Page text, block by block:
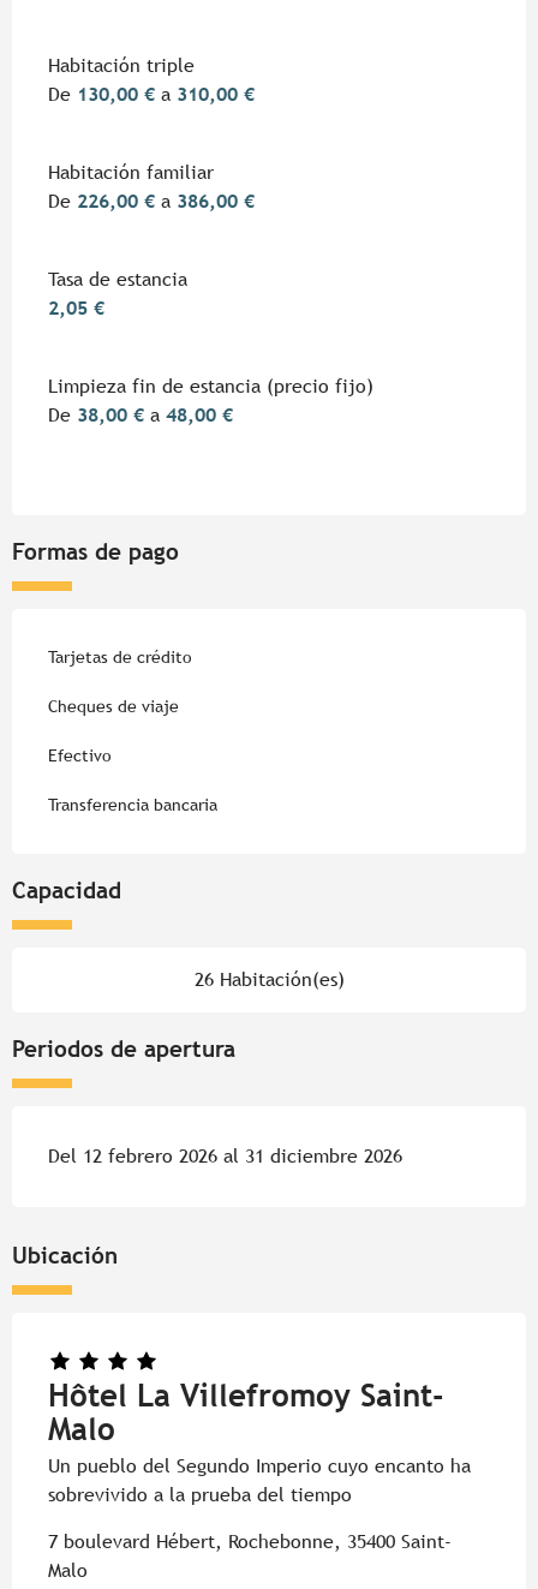
Habitación triple
De 130,00 € a 310,00 €
Habitación familiar
De 226,00 € a 386,00 €
Tasa de estancia
2,05 €
Limpieza fin de estancia (precio fijo)
De 38,00 € a 48,00 €
Formas de pago
Tarjetas de crédito
Cheques de viaje
Efectivo
Transferencia bancaria
Capacidad
26 Habitación(es)
Periodos de apertura
Del 12 febrero 2026 al 31 diciembre 2026
Ubicación
Hôtel La Villefromoy Saint-
Malo
Un pueblo del Segundo Imperio cuyo encanto ha
sobrevivido a la prueba del tiempo
7 boulevard Hébert, Rochebonne, 35400 Saint-
Malo